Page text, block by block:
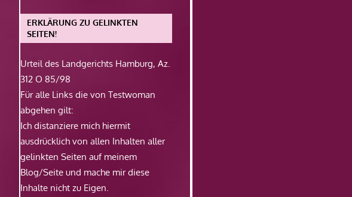
ERKLÄRUNG ZU GELINKTEN
SEITEN!
Urteil des Landgerichts Hamburg, Az.
312 O 85/98
Für alle Links die von Testwoman
abgehen gilt:
Ich distanziere mich hiermit
ausdrücklich von allen Inhalten aller
gelinkten Seiten auf meinem
Blog/Seite und mache mir diese
Inhalte nicht zu Eigen.